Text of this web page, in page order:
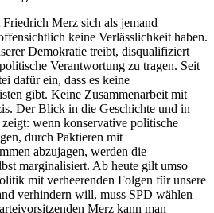
Merz sich als jemand
keine Verlässlichkeit haben.
Demokratie treibt, disqualifiziert
Verantwortung zu tragen. Seit
dafür ein, dass es keine
gibt. Keine Zusammenarbeit mit
Der Blick in die Geschichte und in
wenn konservative politische
durch Paktieren mit
abzujagen, werden die
marginalisiert. Ab heute gilt umso
mit verheerenden Folgen für unsere
verhindern will, muss SPD wählen –
Merz kann man